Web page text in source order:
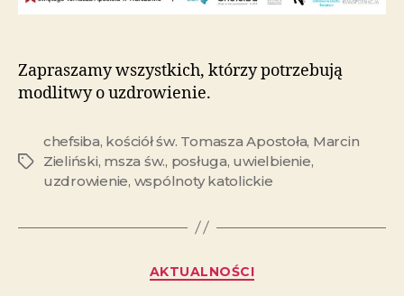
Zapraszamy wszystkich, którzy potrzebują
modlitwy o uzdrowienie.
chefsiba, kościół św. Tomasza Apostoła, Marcin
Zieliński, msza św., posługa, uwielbienie,
uzdrowienie, wspólnoty katolickie
AKTUALNOŚCI